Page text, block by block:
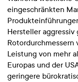
eingeschränkten
Hersteller
Leistung von mehr
Europas und der
geringere